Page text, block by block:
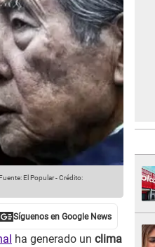
Fuente: El Popular-Crédito:
ha generado un clima